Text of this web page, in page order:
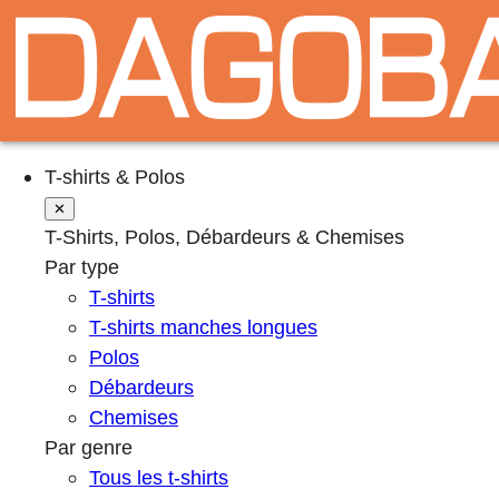
T-shirts & Polos
✕
T-Shirts, Polos, Débardeurs & Chemises
Par type
T-shirts
T-shirts manches longues
Polos
Débardeurs
Chemises
Par genre
Tous les t-shirts